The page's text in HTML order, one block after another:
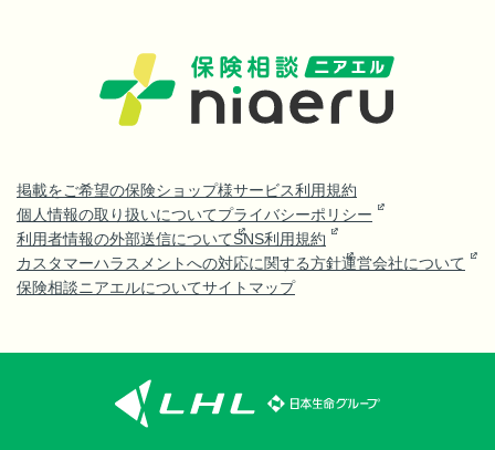
掲載をご希望の保険ショップ様サービス利用規約
個人情報の取り扱いについてプライバシーポリシー
利用者情報の外部送信についてSNS利用規約
カスタマーハラスメントへの対応に関する方針運営会社について
保険相談ニアエルについてサイトマップ